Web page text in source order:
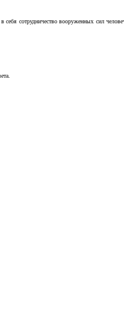
сотрудничество вооруженных сил